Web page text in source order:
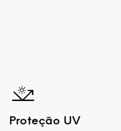
Proteção UV